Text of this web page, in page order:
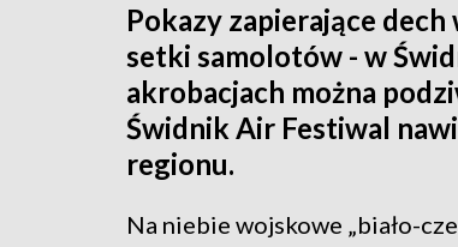
Pokazy zapierające
setki samolotów - w
akrobacjach można
Świdnik Air Festiwal
regionu.
Na niebie wojskowe „biało-